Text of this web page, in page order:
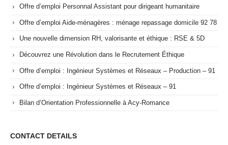
Offre d’emploi Personnal Assistant pour dirigeant humanitaire
Offre d’emploi Aide-ménagères : ménage repassage domicile 92 78
Une nouvelle dimension RH, valorisante et éthique : RSE & 5D
Découvrez une Révolution dans le Recrutement Éthique
Offre d’emploi : Ingénieur Systèmes et Réseaux – Production – 91
Offre d’emploi : Ingénieur Systèmes et Réseaux – 91
Bilan d’Orientation Professionnelle à Acy-Romance
CONTACT DETAILS